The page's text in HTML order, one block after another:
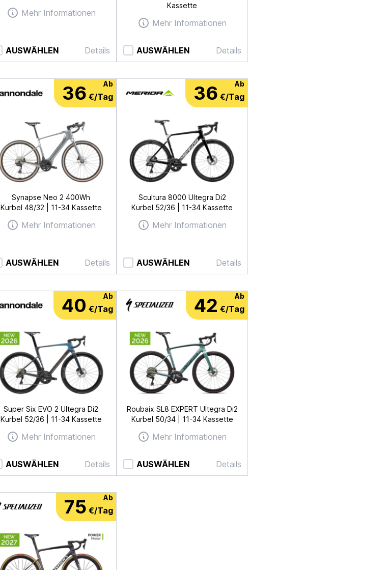
Mehr Informationen
AUSWÄHLEN Details
Kassette
Mehr Informationen
AUSWÄHLEN Details
Ab
36 €/Tag
Synapse Neo 2 400Wh
Kurbel 48/32 | 11-34 Kassette
Mehr Informationen
AUSWÄHLEN Details
Ab
36 €/Tag
Scultura 8000 Ultegra Di2
Kurbel 52/36 | 11-34 Kassette
Mehr Informationen
AUSWÄHLEN Details
Ab
40 €/Tag
Super Six EVO 2 Ultegra Di2
Kurbel 52/36 | 11-34 Kassette
Mehr Informationen
AUSWÄHLEN Details
Ab
42 €/Tag
Roubaix SL8 EXPERT Ultegra Di2
Kurbel 50/34 | 11-34 Kassette
Mehr Informationen
AUSWÄHLEN Details
Ab
75 €/Tag